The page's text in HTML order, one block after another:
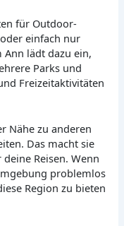
für Outdoor-
einfach nur
Ann lädt dazu ein,
Parks und
Freizeitaktivitäten
Nähe zu anderen
Das macht sie
Reisen. Wenn
problemlos
Region zu bieten